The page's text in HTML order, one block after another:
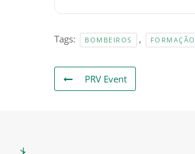
Tags: BOMBEIROS , FORMAÇÃO
PRV Event